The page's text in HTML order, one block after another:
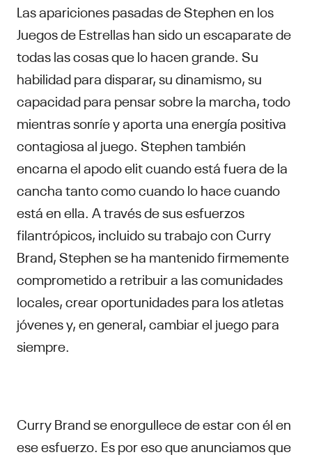
Las apariciones pasadas de Stephen en los
Juegos de Estrellas han sido un escaparate de
todas las cosas que lo hacen grande. Su
habilidad para disparar, su dinamismo, su
capacidad para pensar sobre la marcha, todo
mientras sonríe y aporta una energía positiva
contagiosa al juego. Stephen también
encarna el apodo elit cuando está fuera de la
cancha tanto como cuando lo hace cuando
está en ella. A través de sus esfuerzos
filantrópicos, incluido su trabajo con Curry
Brand, Stephen se ha mantenido firmemente
comprometido a retribuir a las comunidades
locales, crear oportunidades para los atletas
jóvenes y, en general, cambiar el juego para
siempre.
Curry Brand se enorgullece de estar con él en
ese esfuerzo. Es por eso que anunciamos que